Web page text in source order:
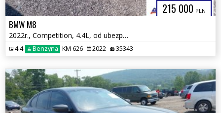
215 000 PLN
BMW M8
2022r., Competition, 4.4L, od ubezpieczalni
4.4 Benzyna KM 626 2022 35343